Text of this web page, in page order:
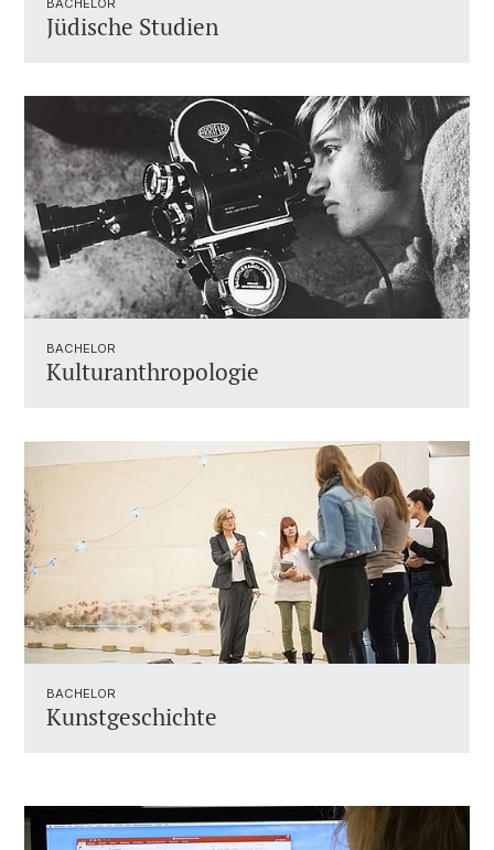
Jüdische Studien
BACHELOR
Kulturanthropologie
BACHELOR
Kunstgeschichte